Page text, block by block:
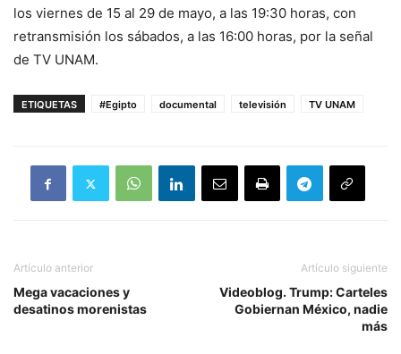
los viernes de 15 al 29 de mayo, a las 19:30 horas, con
retransmisión los sábados, a las 16:00 horas, por la señal
de TV UNAM.
ETIQUETAS #Egipto documental televisión TV UNAM
Artículo anterior
Mega vacaciones y
desatinos morenistas
Artículo siguiente
Videoblog. Trump: Carteles
Gobiernan México, nadie
más